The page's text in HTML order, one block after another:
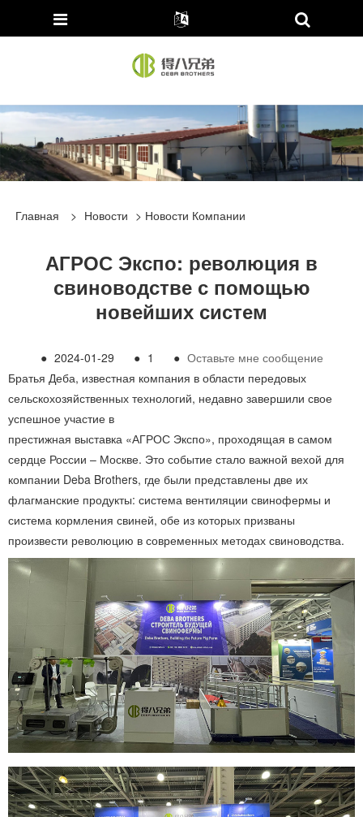
Главная > Новости > Новости Компании
АГРОС Экспо: революция в
свиноводстве с помощью
новейших систем
● 2024-01-29 ● 1 ● Оставьте мне сообщение
Братья Деба, известная компания в области передовых
сельскохозяйственных технологий, недавно завершили свое
успешное участие в
престижная выставка «АГРОС Экспо», проходящая в самом
сердце России – Москве. Это событие стало важной вехой для
компании Deba Brothers, где были представлены две их
флагманские продукты: система вентиляции свинофермы и
система кормления свиней, обе из которых призваны
произвести революцию в современных методах свиноводства.